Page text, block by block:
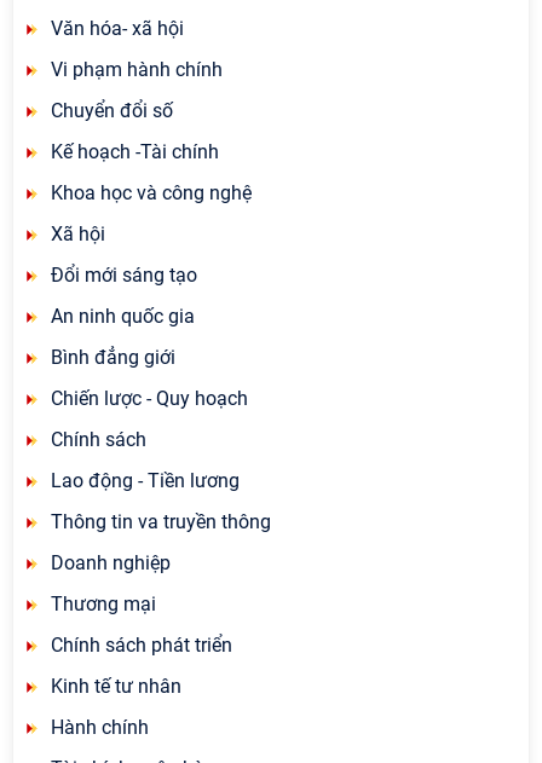
Văn hóa- xã hội
Vi phạm hành chính
Chuyển đổi số
Kế hoạch -Tài chính
Khoa học và công nghệ
Xã hội
Đổi mới sáng tạo
An ninh quốc gia
Bình đẳng giới
Chiến lược - Quy hoạch
Chính sách
Lao động - Tiền lương
Thông tin va truyền thông
Doanh nghiệp
Thương mại
Chính sách phát triển
Kinh tế tư nhân
Hành chính